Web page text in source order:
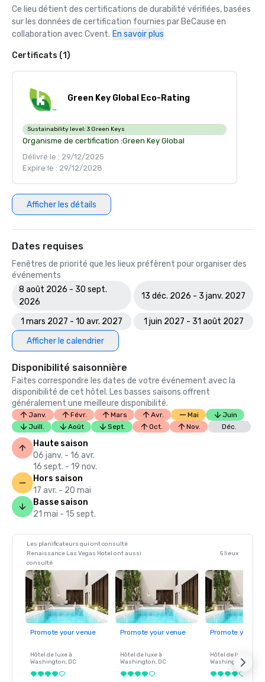
Ce lieu détient des certifications de durabilité vérifiées, basées
sur les données de certification fournies par BeCause en
collaboration avec Cvent. En savoir plus
Certificats (1)
Green Key Global Eco-Rating
Sustainability level: 3 Green Keys
Organisme de certification :Green Key Global
Délivré le : 29/12/2025
Expire le : 29/12/2028
Afficher les détails
Dates requises
Fenêtres de priorité que les lieux préfèrent pour organiser des
événements
8 août 2026 - 30 sept.
2026
13 déc. 2026 - 3 janv. 2027
1 mars 2027 - 10 avr. 2027
1 juin 2027 - 31 août 2027
Afficher le calendrier
Disponibilité saisonnière
Faites correspondre les dates de votre événement avec la
disponibilité de cet hôtel. Les basses saisons offrent
généralement une meilleure disponibilité.
Janv. Févr. Mars Avr. Mai
Juin
Juill.
Août Sept. Oct. Nov. Déc.
Haute saison
06 janv. - 16 avr.
16 sept. - 19 nov.
Hors saison
17 avr. - 20 mai
Basse saison
21 mai - 15 sept.
Les planificateurs qui ont consulté
Renaissance Las Vegas Hotel ont aussi
consulté
5 lieux
Promote your venue
Hôtel de luxe à
Washington, DC
Promote your venue
Hôtel de luxe à
Washington, DC
Promote your
Hôtel de luxe à
Washington